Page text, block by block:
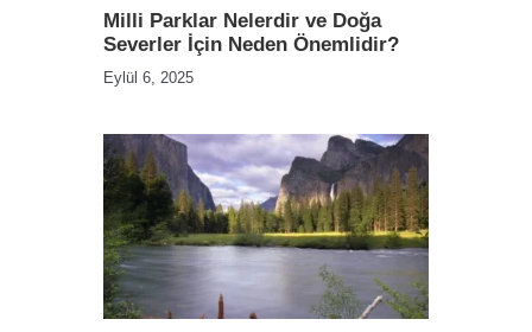
Milli Parklar Nelerdir ve Doğa
Severler İçin Neden Önemlidir?
Eylül 6, 2025